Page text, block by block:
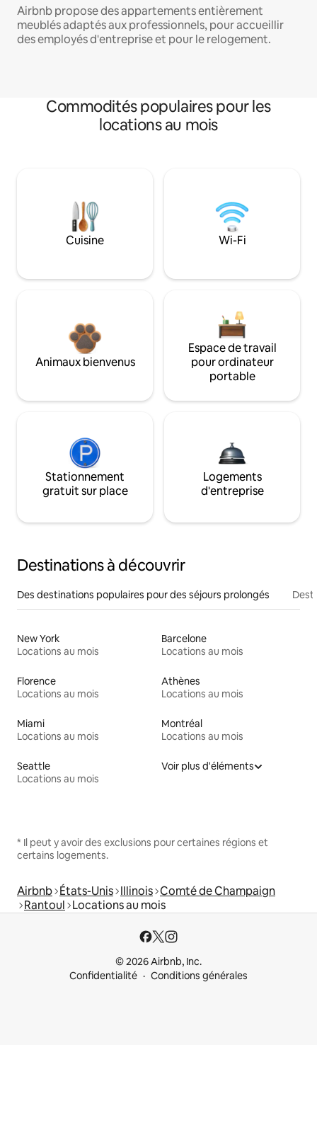
Airbnb propose des appartements entièrement
meublés adaptés aux professionnels, pour accueillir
des employés d'entreprise et pour le relogement.
Commodités populaires pour les
locations au mois
Cuisine Wi-Fi
Animaux bienvenus
Espace de travail
pour ordinateur
portable
Stationnement
gratuit sur place
Logements
d'entreprise
Destinations à découvrir
Des destinations populaires pour des séjours prolongés
New York
Locations au mois
Barcelone
Locations au mois
Florence
Locations au mois
Athènes
Locations au mois
Miami
Locations au mois
Montréal
Locations au mois
Seattle
Locations au mois
Voir plus d'éléments
* Il peut y avoir des exclusions pour certaines régions et
certains logements.
Airbnb États-Unis Illinois Comté de Champaign
Rantoul Locations au mois
© 2026 Airbnb, Inc.
Confidentialité
Conditions générales